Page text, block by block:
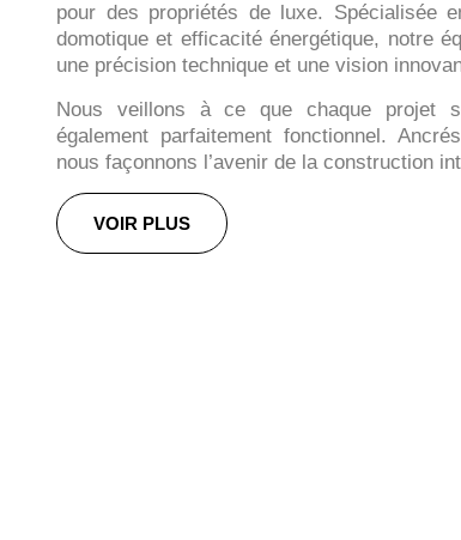
pour des propriétés de luxe. Spécialisée
domotique et efficacité énergétique, notre
une précision technique et une vision
Nous veillons à ce que chaque projet
également parfaitement fonctionnel.
nous façonnons l’avenir de la construction
VOIR PLUS